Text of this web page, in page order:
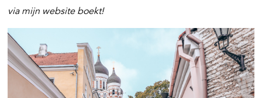
via mijn website boekt!